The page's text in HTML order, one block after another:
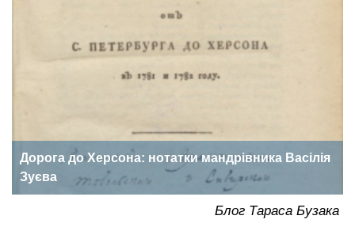
Дорога до Херсона: нотатки мандрівника Васілія
Зуєва
Блог Тараса Бузака